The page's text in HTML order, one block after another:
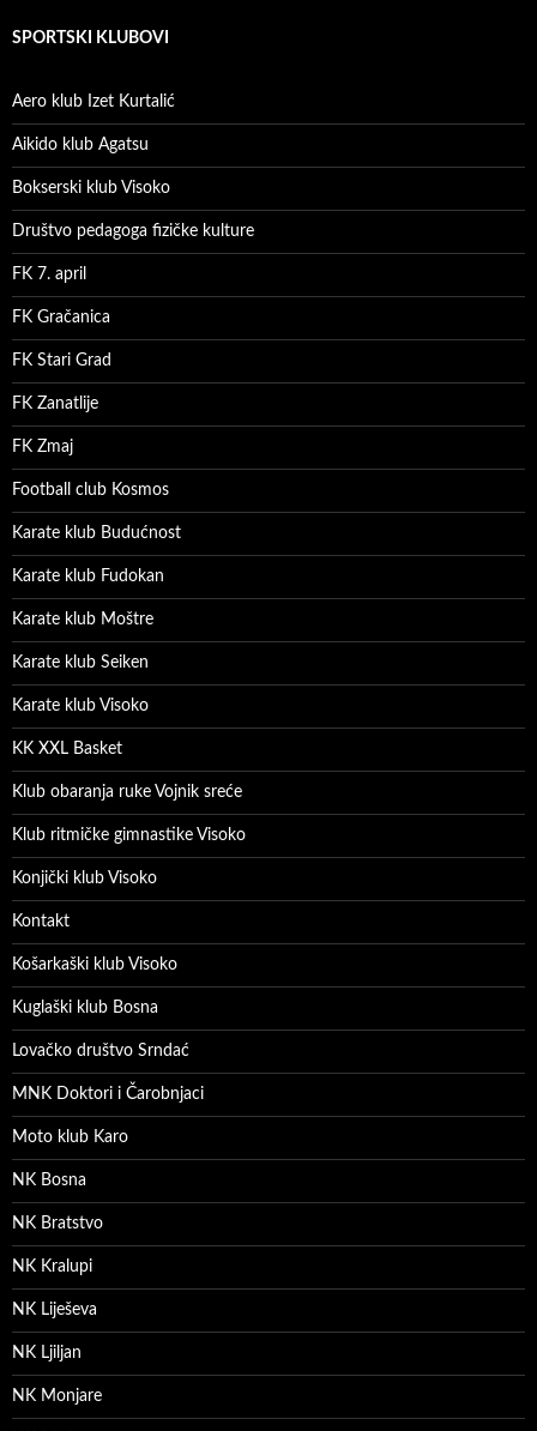
SPORTSKI KLUBOVI
Aero klub Izet Kurtalić
Aikido klub Agatsu
Bokserski klub Visoko
Društvo pedagoga fizičke kulture
FK 7. april
FK Gračanica
FK Stari Grad
FK Zanatlije
FK Zmaj
Football club Kosmos
Karate klub Budućnost
Karate klub Fudokan
Karate klub Moštre
Karate klub Seiken
Karate klub Visoko
KK XXL Basket
Klub obaranja ruke Vojnik sreće
Klub ritmičke gimnastike Visoko
Konjički klub Visoko
Kontakt
Košarkaški klub Visoko
Kuglaški klub Bosna
Lovačko društvo Srndać
MNK Doktori i Čarobnjaci
Moto klub Karo
NK Bosna
NK Bratstvo
NK Kralupi
NK Liješeva
NK Ljiljan
NK Monjare